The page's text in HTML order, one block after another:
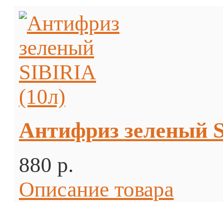
Антифриз зеленый
880 p.
Описание товара